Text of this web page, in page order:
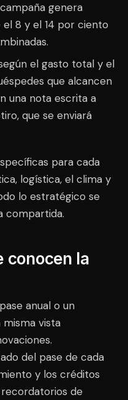
genera
8 y el 14 por ciento
el gasto total y el
que alcancen
una nota escrita a
que se enviará
para cada
logística, el clima y
lo estratégico se
compartida.
conocen la
anual o un
vista
del pase de cada
y los créditos
de